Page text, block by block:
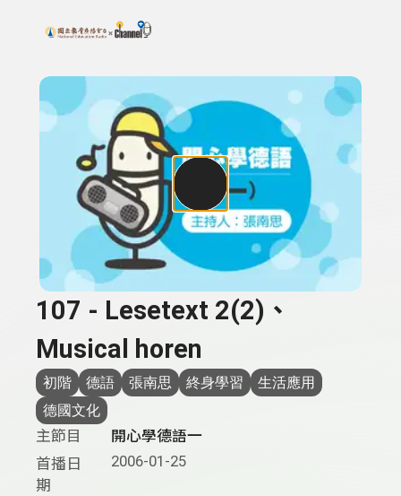
上方功能區塊
搜尋關鍵字：可輸入節目名稱、主持人或關鍵字
107 - Lesetext 2(2)、
Musical horen
初階 德語 張南思 終身學習
生活應用
德國文化
主節目
開心學德語一
首播日
期
2006-01-25